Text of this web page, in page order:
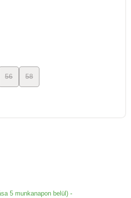
56 58
5 munkanapon belül) -